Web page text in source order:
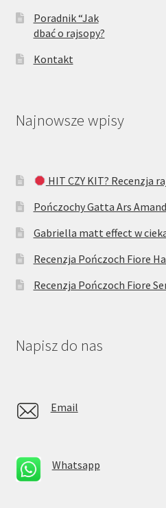
Poradnik “Jak
dbać o rajsopy?
Kontakt
Najnowsze wpisy
HIT CZY KIT? Recenzja
Pończochy Gatta Ars
Gabriella matt effect w
Recenzja Pończoch Fiore
Recenzja Pończoch Fiore
Napisz do nas
Email
Whatsapp